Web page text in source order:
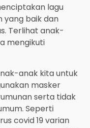
lagu
yang baik dan
Terlihat anak-
mengikuti
anak kita untuk
masker
serta tidak
Seperti
covid 19 varian